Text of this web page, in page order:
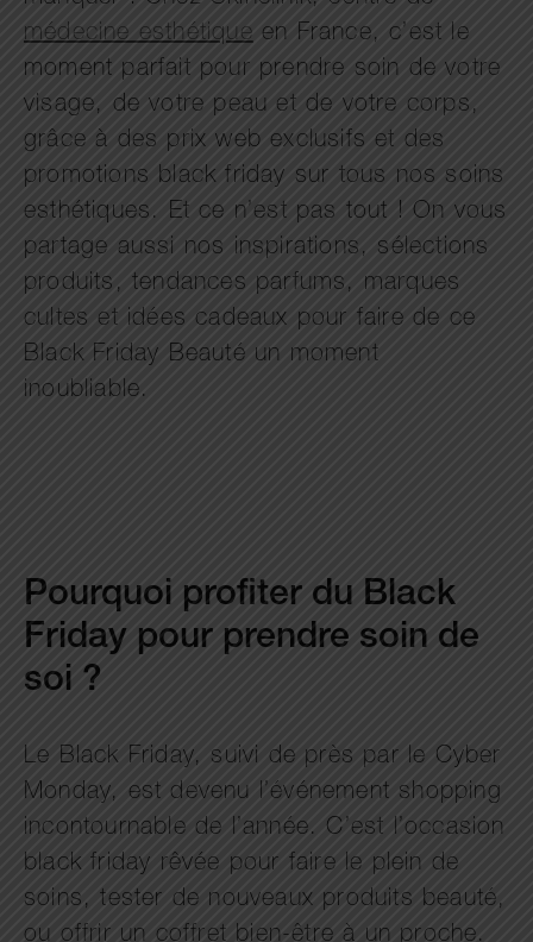
médecine esthétiqueen France, c’est le
moment parfait pour prendre soin de votre
visage, de votre peau et de votre corps,
grâce à des prix web exclusifs et des
promotions black friday sur tous nos soins
esthétiques. Et ce n’est pas tout ! On vous
partage aussi nos inspirations, sélections
produits, tendances parfums, marques
cultes et idées cadeaux pour faire de ce
Black Friday Beauté un moment
inoubliable.
Pourquoi profiter du Black
Friday pour prendre soin de
soi ?
Le Black Friday, suivi de près par le Cyber
Monday, est devenu l’événement shopping
incontournable de l’année. C’est l’occasion
black friday rêvée pour faire le plein de
soins, tester de nouveaux produits beauté,
ou offrir un coffret bien-être à un proche.